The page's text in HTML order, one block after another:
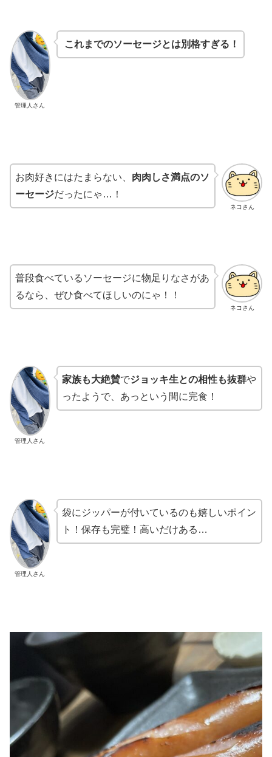
管理人さん
これまでのソーセージとは別格すぎる！
ネコさん
お肉好きにはたまらない、 肉肉しさ満点のソ
ーセージだったにゃ…！
ネコさん
普段食べているソーセージに物足りなさがあ
るなら、ぜひ食べてほしいのにゃ！！
管理人さん
家族も大絶賛でジョッキ生との相性も抜群や
ったようで、あっという間に完食！
管理人さん
袋にジッパーが付いているのも嬉しいポイン
ト！保存も完璧！高いだけある…